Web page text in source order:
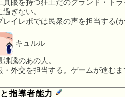
真眼を持つ狂王だのグランド・ト
過ぎない。
レイレポでは民衆の声を担当する(か
キュルル
沸騰のあの人。
・外交を担当する。ゲームが進む
指導者能力